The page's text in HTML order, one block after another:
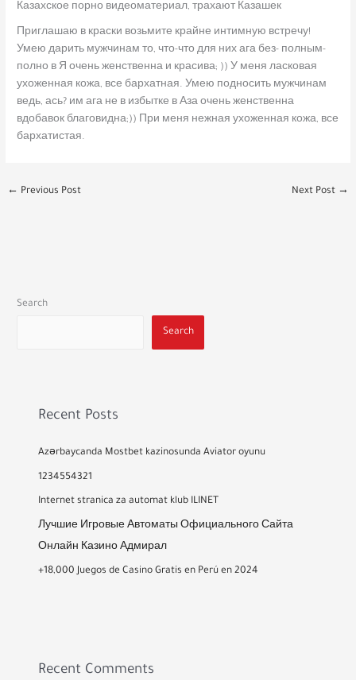
Казахское порно видеоматериал, трахают Казашек
Приглашаю в краски возьмите крайне интимную встречу!
Умею дарить мужчинам то, что-что для них ага без- полным-
полно в Я очень женственна и красива; )) У меня ласковая
ухоженная кожа, все бархатная. Умею подносить мужчинам
ведь, ась? им ага не в избытке в Аза очень женственна
вдобавок благовидна;)) При меня нежная ухоженная кожа, все
бархатистая.
← Previous Post Next Post →
Search
Search
Recent Posts
Azərbaycanda Mostbet kazinosunda Aviator oyunu
1234554321
Internet stranica za automat klub ILINET
Лучшие Игровые Автоматы Официального Сайта
Онлайн Казино Адмирал
+18,000 Juegos de Casino Gratis en Perú en 2024
Recent Comments